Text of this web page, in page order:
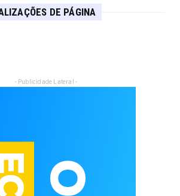
DE PÁGINA
- Publicidade Lateral -